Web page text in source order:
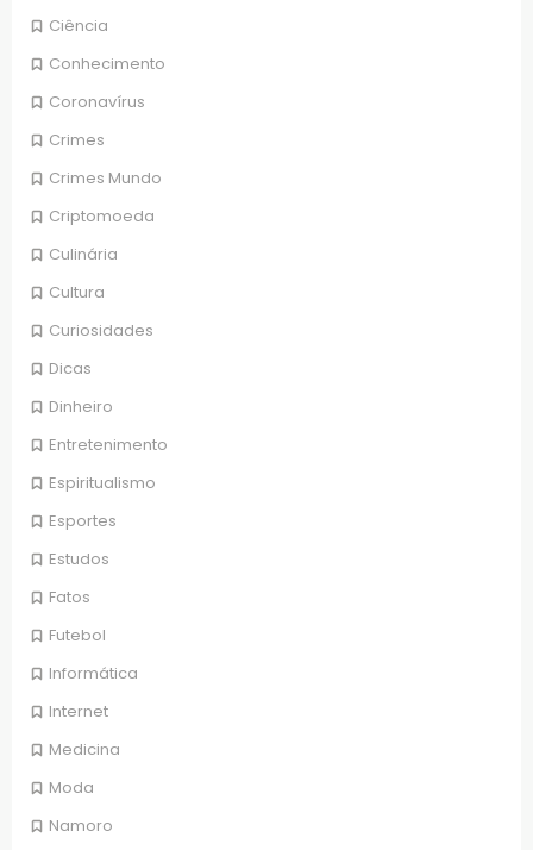
Ciência
Conhecimento
Coronavírus
Crimes
Crimes Mundo
Criptomoeda
Culinária
Cultura
Curiosidades
Dicas
Dinheiro
Entretenimento
Espiritualismo
Esportes
Estudos
Fatos
Futebol
Informática
Internet
Medicina
Moda
Namoro